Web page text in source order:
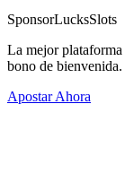
SponsorLucksSlots
La mejor plataforma
bono de bienvenida.
Apostar Ahora